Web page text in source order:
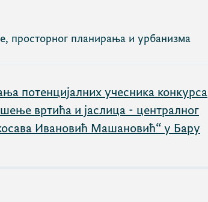
просторног планирања и урбанизма
потенцијалних учесника конкурса
вртића и јаслица - централног
Ивановић Машановић“ у Бару